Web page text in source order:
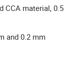
CCA material, 0.5
and 0.2 mm